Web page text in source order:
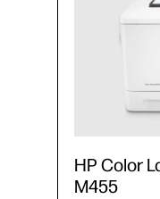
HP Color
M455